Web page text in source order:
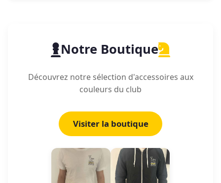
Notre Boutique
Découvrez notre sélection d'accessoires aux
couleurs du club
Visiter la boutique